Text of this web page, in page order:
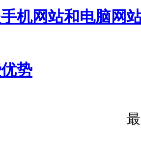
机网站和电脑网
势